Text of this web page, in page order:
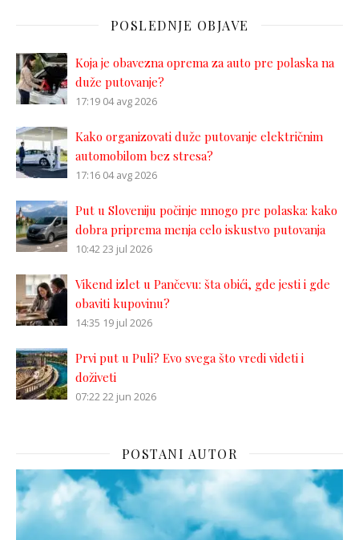
POSLEDNJE OBJAVE
Koja je obavezna oprema za auto pre polaska na
duže putovanje?
17:19 04 avg 2026
Kako organizovati duže putovanje električnim
automobilom bez stresa?
17:16 04 avg 2026
Put u Sloveniju počinje mnogo pre polaska: kako
dobra priprema menja celo iskustvo putovanja
10:4223 jul 2026
Vikend izlet u Pančevu: šta obići, gde jesti i gde
obaviti kupovinu?
14:35 19 jul 2026
Prvi put u Puli? Evo svega što vredi videti i
doživeti
07:2222 jun 2026
POSTANI AUTOR